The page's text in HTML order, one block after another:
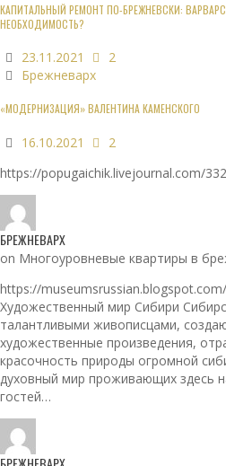
КАПИТАЛЬНЫЙ РЕМОНТ ПО-БРЕЖНЕВСКИ:
НЕОБХОДИМОСТЬ?
23.11.2021
2
Брежневарх
«МОДЕРНИЗАЦИЯ» ВАЛЕНТИНА КАМЕНСКОГО
16.10.2021
2
https://popugaichik.livejournal.com/
БРЕЖНЕВАРХ
on Многоуровневые квартиры в
https://
Художественный мир Сибири
талантливыми живописцами,
художественные произведения,
красочность природы огромной
духовный мир проживающих здесь
гостей…